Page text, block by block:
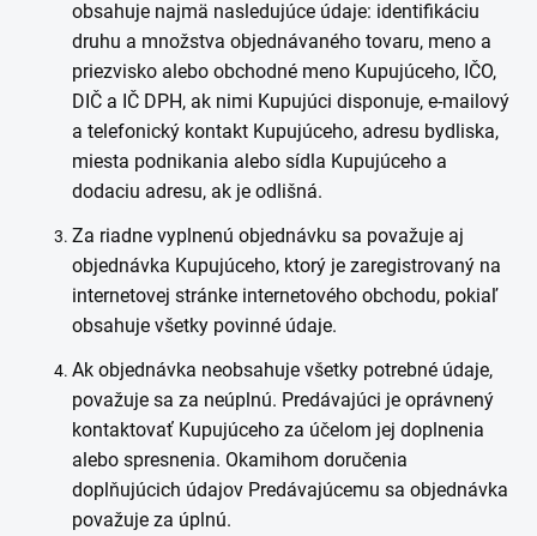
obsahuje najmä nasledujúce údaje: identifikáciu
druhu a množstva objednávaného tovaru, meno a
priezvisko alebo obchodné meno Kupujúceho, IČO,
DIČ a IČ DPH, ak nimi Kupujúci disponuje, e-mailový
a telefonický kontakt Kupujúceho, adresu bydliska,
miesta podnikania alebo sídla Kupujúceho a
dodaciu adresu, ak je odlišná.
Za riadne vyplnenú objednávku sa považuje aj
objednávka Kupujúceho, ktorý je zaregistrovaný na
internetovej stránke internetového obchodu, pokiaľ
obsahuje všetky povinné údaje.
Ak objednávka neobsahuje všetky potrebné údaje,
považuje sa za neúplnú. Predávajúci je oprávnený
kontaktovať Kupujúceho za účelom jej doplnenia
alebo spresnenia. Okamihom doručenia
doplňujúcich údajov Predávajúcemu sa objednávka
považuje za úplnú.